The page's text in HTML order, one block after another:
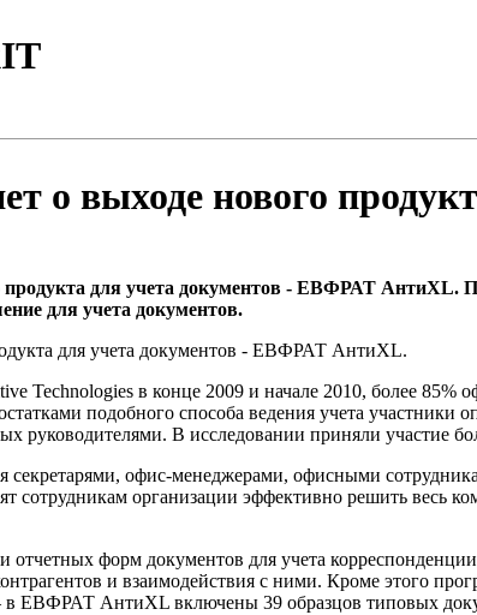
о выходе нового
продукта для учета документов - ЕВФРАТ
для учета документов.
для учета документов - ЕВФРАТ АнтиXL.
Technologies в конце 2009 и начале 2010, более 85%
подобного способа ведения учета участники
руководителями. В исследовании приняли участие
офис-менеджерами, офисными
организации эффективно решить весь
форм документов для учета
и взаимодействия с ними. Кроме этого
в ЕВФРАТ АнтиXL включены 39 образцов типовых